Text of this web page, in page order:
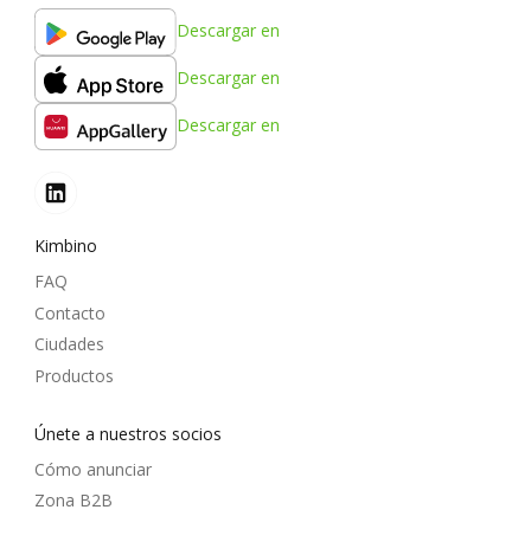
Descargar en
Descargar en
Descargar en
Kimbino
FAQ
Contacto
Ciudades
Productos
Únete a nuestros socios
Cómo anunciar
Zona B2B